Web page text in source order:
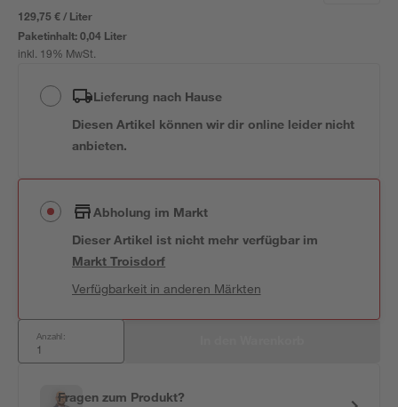
129,75 € / Liter
Paketinhalt:0,04 Liter
inkl. 19% MwSt.
Lieferung nach Hause
Diesen Artikel können wir dir online leider nicht
anbieten.
Abholung im Markt
Dieser Artikel ist nicht mehr verfügbar im
MarktTroisdorf
Verfügbarkeit in anderen Märkten
Anzahl:
Fragen zum Produkt?